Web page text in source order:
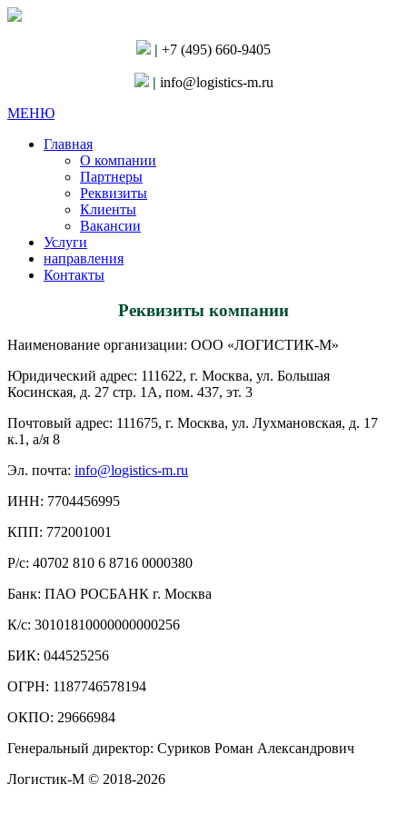
| +7 (495) 660-9405
| info@logistics-m.ru
МЕНЮ
Главная
О компании
Партнеры
Реквизиты
Клиенты
Вакансии
Услуги
направления
Контакты
Реквизиты компании
Наименование организации: ООО «ЛОГИСТИК-М»
Юридический адрес: 111622, г. Москва, ул. Большая
Косинская, д. 27 стр. 1А, пом. 437, эт. 3
Почтовый адрес: 111675, г. Москва, ул. Лухмановская, д. 17
к.1, а/я 8
Эл. почта: info@logistics-m.ru
ИНН: 7704456995
КПП: 772001001
Р/с: 40702 810 6 8716 0000380
Банк: ПАО РОСБАНК г. Москва
К/с: 30101810000000000256
БИК: 044525256
ОГРН: 1187746578194
ОКПО: 29666984
Генеральный директор: Суриков Роман Александрович
Логистик-М © 2018-2026